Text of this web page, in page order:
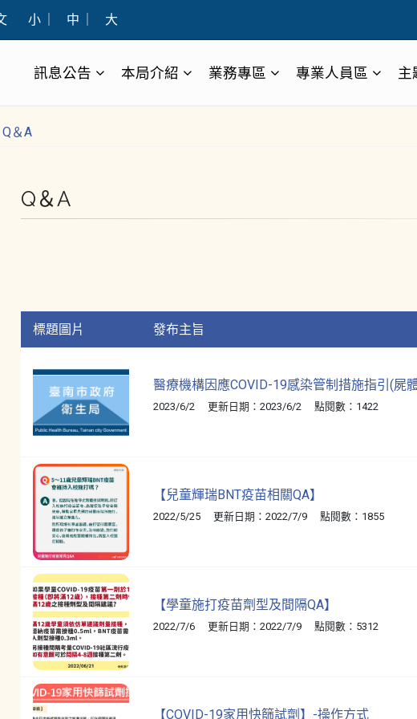
小 中 大
訊息公告 本局介紹 業務專區 專業人員區 主
Q＆A
Q＆A
標題圖片 發布主旨
醫療機構因應COVID-19感染管制措施指引(屍
2023/6/2 更新日期：2023/6/2 點閱數：1422
【兒童輝瑞BNT疫苗相關QA】
2022/5/25 更新日期：2022/7/9 點閱數：1855
【學童施打疫苗劑型及間隔QA】
2022/7/6 更新日期：2022/7/9 點閱數：5312
【COVID-19家用快篩試劑】-操作方式